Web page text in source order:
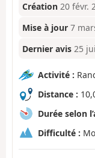
Création 20 févr.
Mise à jour 7
Dernier avis 25
Activité :
Distance :
Durée selon
Difficulté :